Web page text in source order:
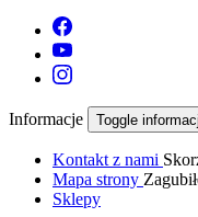
Informacje Toggle
Kontakt z nami
Mapa strony
Sklepy